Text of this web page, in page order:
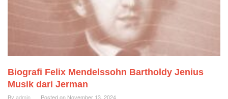
Biografi Felix Mendelssohn Bartholdy Jenius
Musik dari Jerman
By admin Posted on November 13, 2024